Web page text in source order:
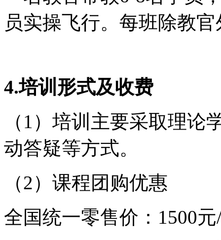
员实操飞行。每班除教
4.培训形式及收费
（1）培训主要采取理
动答疑等方式。
（2）课程团购优惠
全国统一零售价：1500